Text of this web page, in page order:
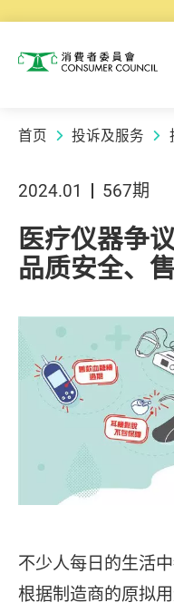
消费者委员会
首页 投诉及服务
2024.01 567期
医疗仪器争
品质安全、
不少人每日的生活
根据制造商的原拟